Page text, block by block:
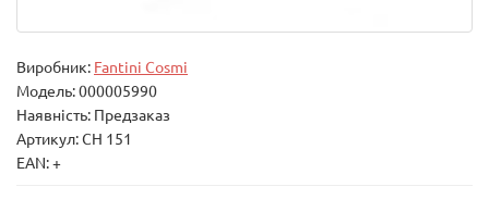
Виробник: Fantini Cosmi
Модель:000005990
Наявність: Предзаказ
Артикул: CH 151
EAN: +